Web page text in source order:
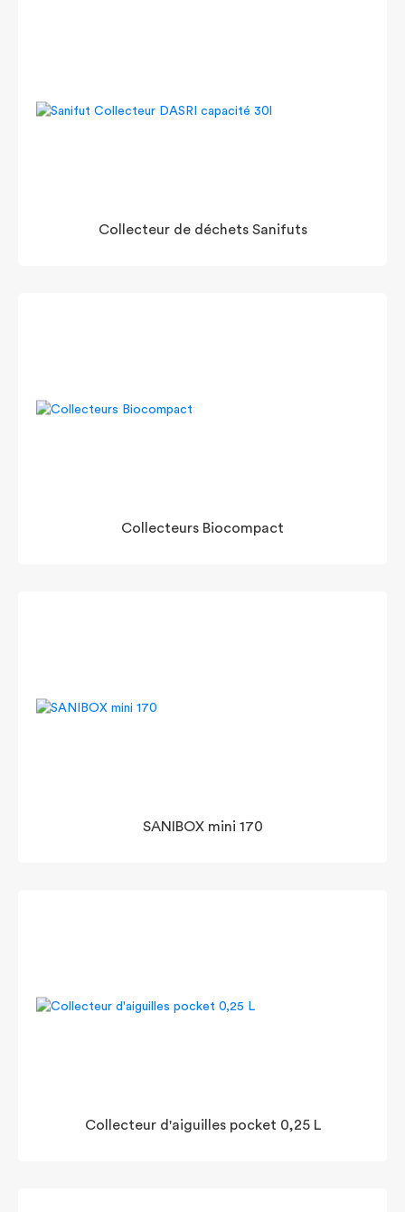
Collecteur de déchets Sanifuts
Collecteurs Biocompact
SANIBOX mini 170
Collecteur d'aiguilles pocket 0,25 L